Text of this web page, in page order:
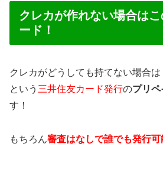
クレカが作れない場合は
ード！
クレカがどうしても持てない場合は
という 三井住友カード発行のプリペ
す！
もちろん審査はなしで誰でも発行可